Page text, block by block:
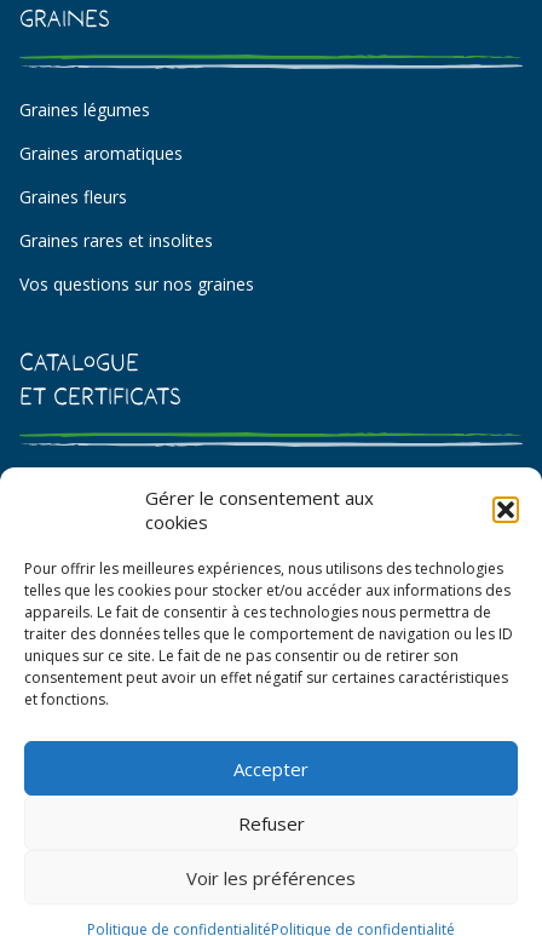
Gérer le consentement aux
cookies
Pour offrir les meilleures expériences, nous utilisons des technologies
telles que les cookies pour stocker et/ou accéder aux informations des
appareils. Le fait de consentir à ces technologies nous permettra de
traiter des données telles que le comportement de navigation ou les ID
uniques sur ce site. Le fait de ne pas consentir ou de retirer son
consentement peut avoir un effet négatif sur certaines caractéristiques
et fonctions.
Accepter
Refuser
Voir les préférences
Politique de confidentialitéPolitique de confidentialité
Graines
Graines légumes
Graines aromatiques
Graines fleurs
Graines rares et insolites
Vos questions sur nos graines
Catalogue
et certificats
Catalogue de graines et semences
Bon de commande